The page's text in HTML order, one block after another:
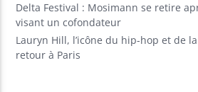
Delta Festival : Mosimann se retire
visant un cofondateur
Lauryn Hill, l’icône du hip-hop et de
retour à Paris